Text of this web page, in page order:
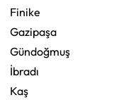
Finike
Gazipaşa
Gündoğmuş
İbradı
Kaş